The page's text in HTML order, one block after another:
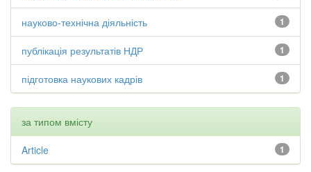
1
науково-технічна діяльність
1
публікація результатів НДР
1
підготовка наукових кадрів
за типом вмісту
1
Article